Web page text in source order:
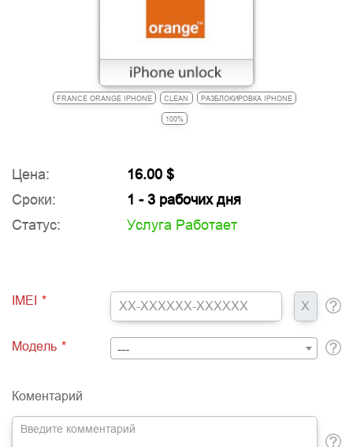
FRANCE ORANGE IPHONE CLEAN РАЗБЛОКИРОВКА IPHONE
100%
Цена:
16.00 $
Сроки:
1 - 3 рабочих дня
Статус:
Услуга Работает
IMEI *
Модель * ---
Коментарий